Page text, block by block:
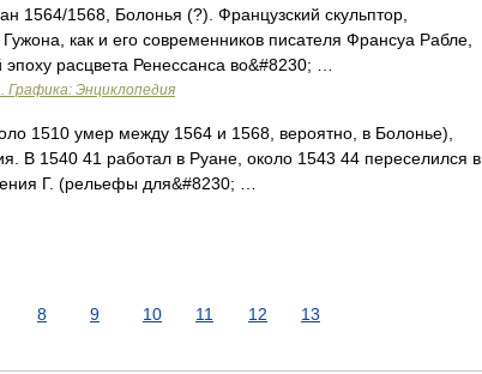
1568, Болонья (?). Французский скульптор,
как и его современников писателя Франсуа Рабле,
расцвета Ренессанса во&#8230; …
Графика: Энциклопедия
умер между 1564 и 1568, вероятно, в Болонье),
В 1540 41 работал в Руане, около 1543 44 переселился в
Г. (рельефы для&#8230; …
8 9 10 11 12 13